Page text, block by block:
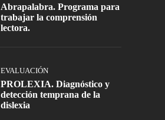
Abrapalabra. Programa para
trabajar la comprensión
lectora.
EVALUACIÓN
PROLEXIA. Diagnóstico y
detección temprana de la
dislexia